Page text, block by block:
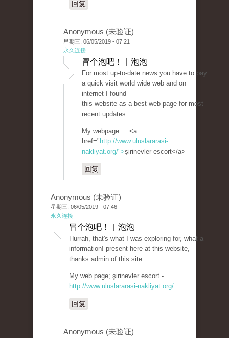
回复
Anonymous (未验证)
星期三, 06/05/2019 - 07:21
永久连接
冒个泡吧！ | 泡泡
For most up-to-date news you have to pay
a quick visit world wide web and on
internet I found
this website as a best web page for most
recent updates.
My webpage ... <a
href=" http://www.uluslararasi-
nakliyat.org/">şirinevler escort</a>
回复
Anonymous (未验证)
星期三, 06/05/2019 - 07:46
永久连接
冒个泡吧！ | 泡泡
Hurrah, that's what I was exploring for, what a
information! present here at this website,
thanks admin of this site.
My web page; şirinevler escort -
http://www.uluslararasi-nakliyat.org/
回复
Anonymous (未验证)